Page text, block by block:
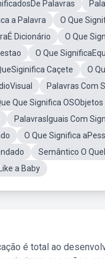
Palavras
a Palavra O Que
Dicionário O Que
O Que
Caçete
O
Palavras Com
Que Significa
PalavrasIguais Com
O Que Significa
Semântico O
a Baby
é total ao